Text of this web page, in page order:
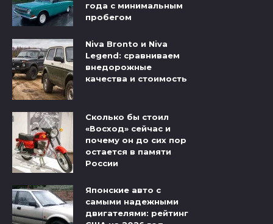
года с минимальным
пробегом
Niva Bronto и Niva
Legend: сравниваем
внедорожные
качества и стоимость
Сколько бы стоил
«Восход» сейчас и
почему он до сих пор
остается в памяти
России
Японские авто с
самыми надежными
двигателями: рейтинг